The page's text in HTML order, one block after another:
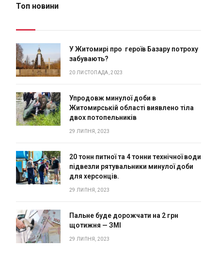
Топ новини
У Житомирі про героїв Базару потроху
забувають?
20 ЛИСТОПАДА, 2023
Упродовж минулої доби в
Житомирській області виявлено тіла
двох потопельників
29 ЛИПНЯ, 2023
20 тонн питної та 4 тонни технічної води
підвезли рятувальники минулої доби
для херсонців.
29 ЛИПНЯ, 2023
Пальне буде дорожчати на 2 грн
щотижня — ЗМІ
29 ЛИПНЯ, 2023